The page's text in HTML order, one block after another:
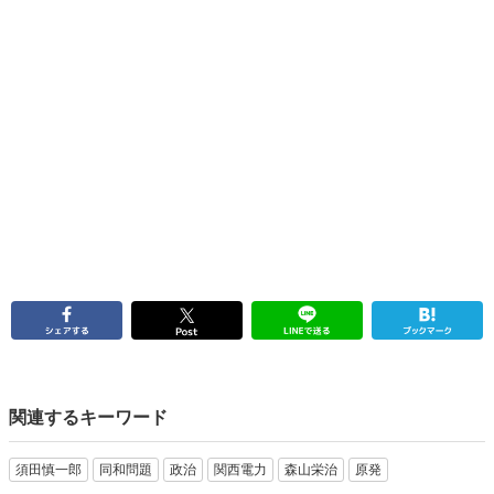
関連するキーワード
須田慎一郎 同和問題 政治 関西電力 森山栄治 原発